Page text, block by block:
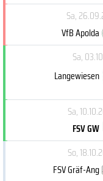
Sa,
VfB Apolda
Sa,
Langewiesen
Sa,
FSV GW
So,
FSV Gräf-Ang